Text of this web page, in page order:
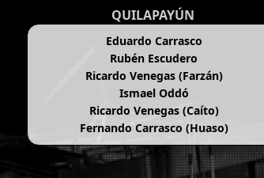
QUILAPAYÚN
Eduardo Carrasco
Rubén Escudero
Ricardo Venegas (Farzán)
Ismael Oddó
Ricardo Venegas (Caíto)
Fernando Carrasco (Huaso)